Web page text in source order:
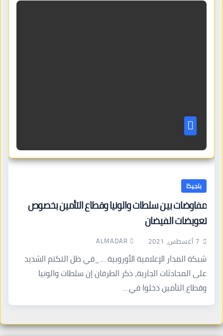
بلجيكا
مفاوضات بين سلطات والونيا وقطاع التأمين بخصوص
تعويضات الفيضان
7 أغسطس، 2021 ALMADAR
شبكة المدار الإعلامية الأوروبية …_في ظل التكتم الشديد
على المحادثات الجارية، ذكر الطرفان إن سلطات والونيا
وقطاع التأمين دخلوا في…